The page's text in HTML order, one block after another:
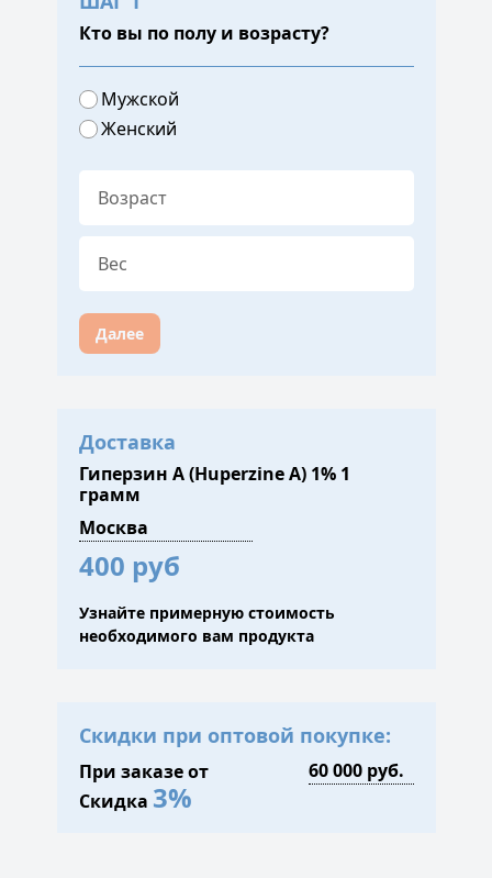
Кто вы по полу и возрасту?
Мужской
Женский
Далее
Доставка
Гиперзин А (Huperzine A) 1% 1
грамм
400 руб
Узнайте примерную стоимость
необходимого вам продукта
Скидки при оптовой покупке:
При заказе от
Скидка 3%